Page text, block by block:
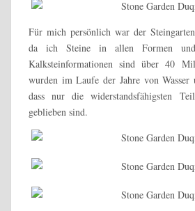
Für mich persönlich war der
da ich Steine in allen Formen
Kalksteinformationen sind über 40
wurden im Laufe der Jahre von
dass nur die widerstandsfähigsten
geblieben sind.